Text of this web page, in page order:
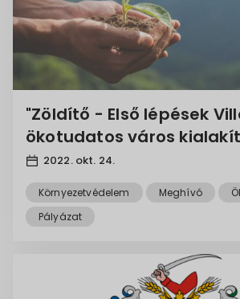
"Zöldítő - Első lépések
ökotudatos város
pályázat
2022. okt. 24.
Környezetvédelem Meghívó
Pályázat